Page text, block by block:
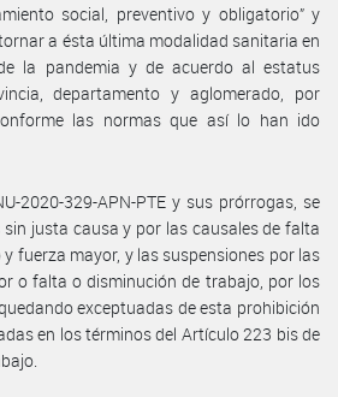
social, preventivo y obligatorio” y
a ésta última modalidad sanitaria en
la pandemia y de acuerdo al estatus
departamento y aglomerado, por
las normas que así lo han ido
2020-329-APN-PTE y sus prórrogas, se
justa causa y por las causales de falta
fuerza mayor, y las suspensiones por las
o falta o disminución de trabajo, por los
exceptuadas de esta prohibición
en los términos del Artículo 223 bis de